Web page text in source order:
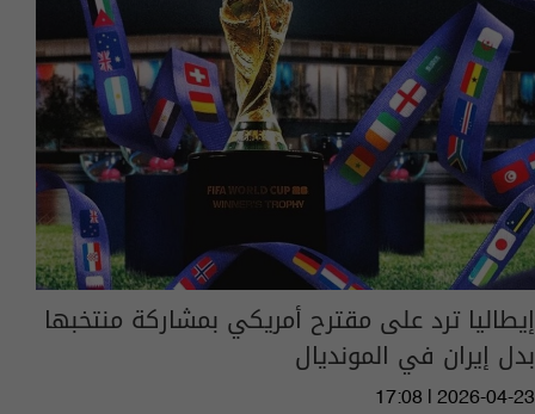
إيطاليا ترد على مقترح أمريكي بمشاركة منتخبها
بدل إيران في المونديال
17:08 | 2026-04-23